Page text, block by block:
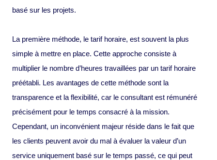
basé sur les projets.
La première méthode, le tarif horaire, est souvent la plus
simple à mettre en place. Cette approche consiste à
multiplier le nombre d’heures travaillées par un tarif horaire
préétabli. Les avantages de cette méthode sont la
transparence et la flexibilité, car le consultant est rémunéré
précisément pour le temps consacré à la mission.
Cependant, un inconvénient majeur réside dans le fait que
les clients peuvent avoir du mal à évaluer la valeur d’un
service uniquement basé sur le temps passé, ce qui peut